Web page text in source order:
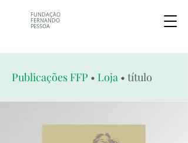
FUNDAÇÃO
FERNANDO
PESSOA
Publicações FFP • Loja • título